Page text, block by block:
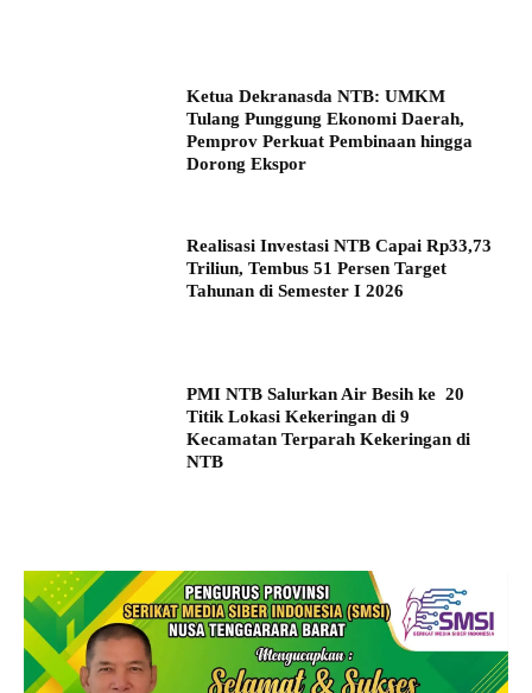
Ketua Dekranasda NTB: UMKM
Tulang Punggung Ekonomi Daerah,
Pemprov Perkuat Pembinaan hingga
Dorong Ekspor
Realisasi Investasi NTB Capai Rp33,73
Triliun, Tembus 51 Persen Target
Tahunan di Semester I 2026
PMI NTB Salurkan Air Besih ke 20
Titik Lokasi Kekeringan di 9
Kecamatan Terparah Kekeringan di
NTB